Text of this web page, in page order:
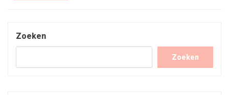
Zoeken
Zoeken